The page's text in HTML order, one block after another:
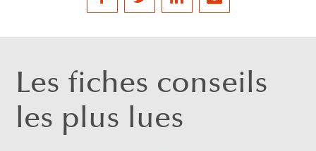
Les fiches conseils
les plus lues